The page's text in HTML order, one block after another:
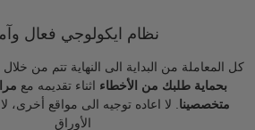
نظام ايكولوجي فعال
كل المعاملة من البداية الى النهاية تتم من خلال
بحماية طلبك من الأخطاء اثناء تقديمه مع
متخصصينا . لا اعاده توجيه الى مواقع أخرى،
الأوراق